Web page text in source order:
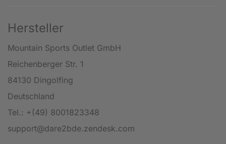
Hersteller
Mountain Sports Outlet GmbH
Reichenberger Str. 1
84130 Dingolfing
Deutschland
Tel.: +(49) 8001823348
support@dare2bde.zendesk.com